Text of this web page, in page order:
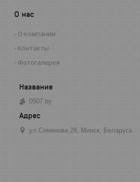
О нас
О компании
Контакты
Фотогалерея
0507.by
ул.Семенова 28, Минск, Беларусь